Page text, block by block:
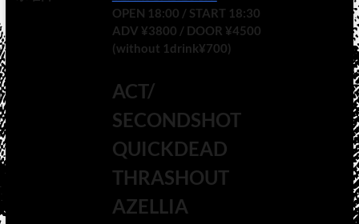
OPEN 18:00 / START 18:30
ADV ¥3800 / DOOR ¥4500
(without 1drink¥700)
ACT/
SECONDSHOT
QUICKDEAD
THRASHOUT
AZELLIA